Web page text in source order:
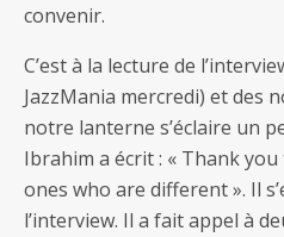
convenir.
C’est à la lecture de
JazzMania mercredi) et des
notre lanterne s’éclaire un
Ibrahim a écrit : « Thank
ones who are different ». Il
l’interview. Il a fait appel à